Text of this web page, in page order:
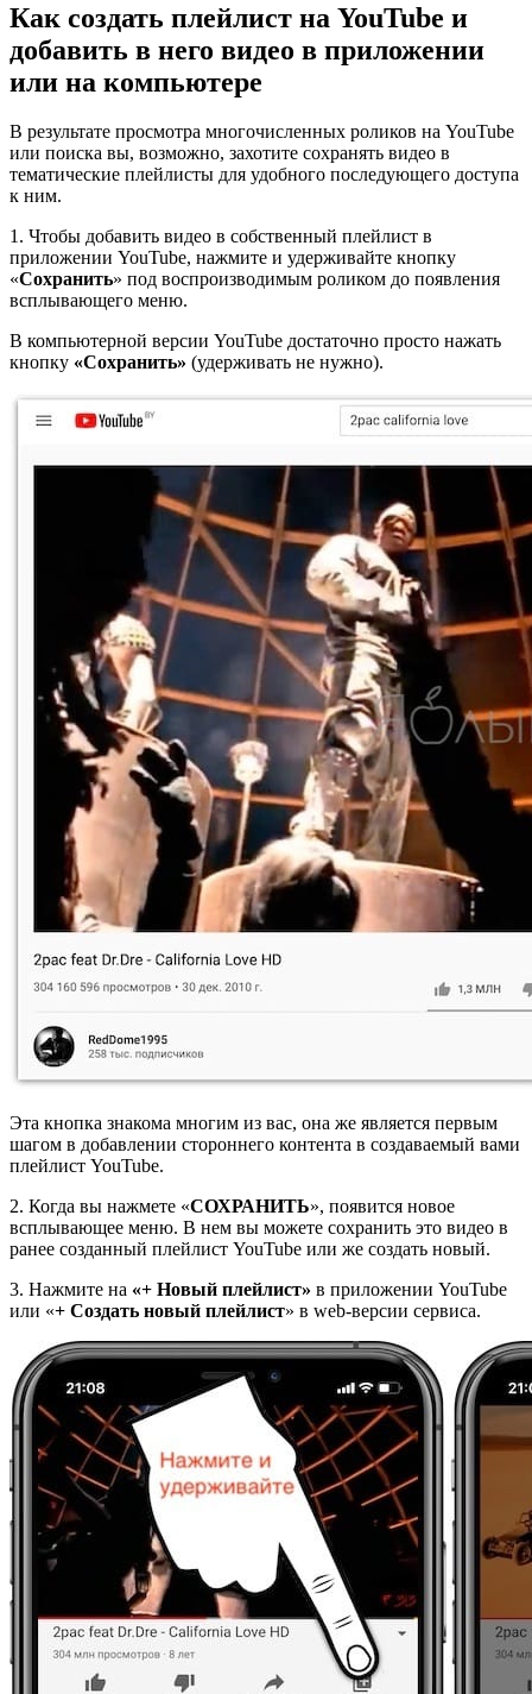
Как создать плейлист на YouTube и
добавить в него видео в приложении
или на компьютере
В результате просмотра многочисленных роликов на YouTube
или поиска вы, возможно, захотите сохранять видео в
тематические плейлисты для удобного последующего доступа
к ним.
1. Чтобы добавить видео в собственный плейлист в
приложении YouTube, нажмите и удерживайте кнопку
«Сохранить» под воспроизводимым роликом до появления
всплывающего меню.
В компьютерной версии YouTube достаточно просто нажать
кнопку «Сохранить» (удерживать не нужно).
Эта кнопка знакома многим из вас, она же является первым
шагом в добавлении стороннего контента в создаваемый вами
плейлист YouTube.
2. Когда вы нажмете «СОХРАНИТЬ», появится новое
всплывающее меню. В нем вы можете сохранить это видео в
ранее созданный плейлист YouTube или же создать новый.
3. Нажмите на «+ Новый плейлист» в приложении YouTube
или «+ Создать новый плейлист» в web-версии сервиса.